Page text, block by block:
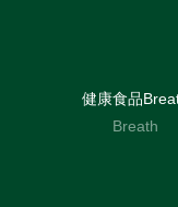
健康食品
Breath